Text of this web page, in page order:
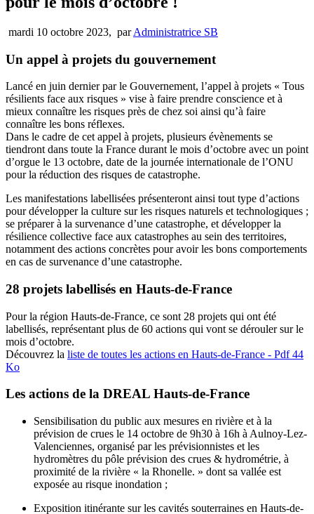
mardi 10 octobre 2023, parAdministratrice SB
Un appel à projets du gouvernement
Lancé en juin dernier par le Gouvernement, l’appel à projets « Tous
résilients face aux risques » vise à faire prendre conscience et à
mieux connaître les risques près de chez soi ainsi qu’à faire
connaître les bons réflexes.
Dans le cadre de cet appel à projets, plusieurs évènements se
tiendront dans toute la France durant le mois d’octobre avec un point
d’orgue le 13 octobre, date de la journée internationale de l’ONU
pour la réduction des risques de catastrophe.
Les manifestations labellisées présenteront ainsi tout type d’actions
pour développer la culture sur les risques naturels et technologiques ;
se préparer à la survenance d’une catastrophe, et développer la
résilience collective face aux catastrophes au sein des territoires,
notamment des actions concrètes pour avoir les bons comportements
en cas de survenance d’une catastrophe.
28 projets labellisés en Hauts-de-France
Pour la région Hauts-de-France, ce sont 28 projets qui ont été
labellisés, représentant plus de 60 actions qui vont se dérouler sur le
mois d’octobre.
Découvrez la liste de toutes les actions en Hauts-de-France - Pdf 44
Ko
Les actions de la DREAL Hauts-de-France
Sensibilisation du public aux mesures en rivière et à la
prévision de crues le 14 octobre de 9h30 à 16h à Aulnoy-Lez-
Valenciennes, organisé par les prévisionnistes et les
hydromètres du pôle prévision des crues & hydrométrie, à
proximité de la rivière « la Rhonelle. » dont sa vallée est
exposée au risque inondation ;
Exposition itinérante sur les cavités souterraines en Hauts-de-